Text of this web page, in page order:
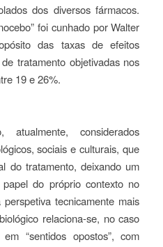
dos diversos fármacos.
foi cunhado por Walter
das taxas de efeitos
tratamento objetivadas nos
19 e 26%.
considerados
sociais e culturais, que
do tratamento, deixando um
do próprio contexto no
tecnicamente mais
relaciona-se, no caso
“sentidos opostos”, com